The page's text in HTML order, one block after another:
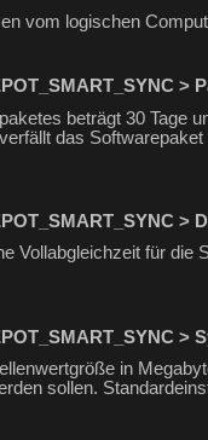
vom logischen
>
beträgt 30 Tage
das
>
Vollabgleichzeit für die
>
in
sollen.